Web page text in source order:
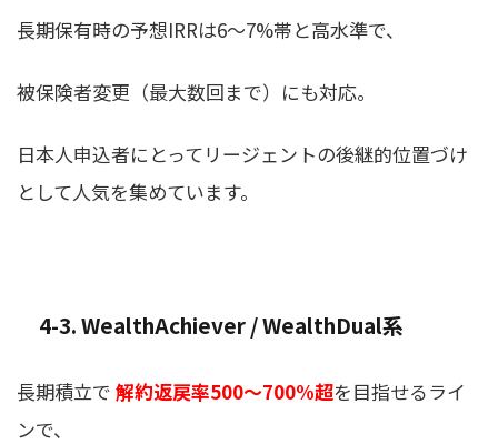
長期保有時の予想IRRは6〜7%帯と高水準で、
被保険者変更（最大数回まで）にも対応。
日本人申込者にとってリージェントの後継的位置づけ
として人気を集めています。
4-3. WealthAchiever / WealthDual系
長期積立で 解約返戻率500〜700%超を目指せるライ
ンで、